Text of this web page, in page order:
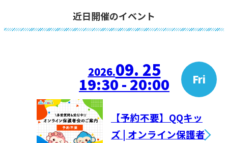
近日開催のイベント
2026.09. 25 Fri
19:30 - 20:00
【予約不要】QQキッ
ズ | オンライン保護者